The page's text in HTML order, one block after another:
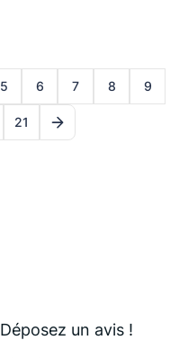
5 6 7 8 9
21
Déposez un avis !